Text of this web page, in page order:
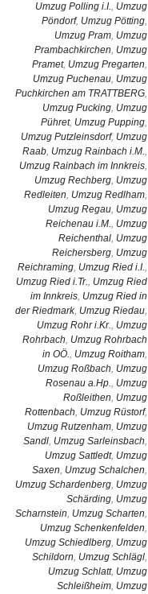
Umzug Polling i.I., Umzug
Pöndorf, Umzug Pötting,
Umzug Pram, Umzug
Prambachkirchen, Umzug
Pramet, Umzug Pregarten,
Umzug Puchenau, Umzug
Puchkirchen am TRATTBERG,
Umzug Pucking, Umzug
Pühret, Umzug Pupping,
Umzug Putzleinsdorf, Umzug
Raab, Umzug Rainbach i.M.,
Umzug Rainbach im Innkreis,
Umzug Rechberg, Umzug
Redleiten, Umzug Redlham,
Umzug Regau, Umzug
Reichenau i.M., Umzug
Reichenthal, Umzug
Reichersberg, Umzug
Reichraming, Umzug Ried i.I.,
Umzug Ried i.Tr., Umzug Ried
im Innkreis, Umzug Ried in
der Riedmark, Umzug Riedau,
Umzug Rohr i.Kr., Umzug
Rohrbach, Umzug Rohrbach
in OÖ., Umzug Roitham,
Umzug Roßbach, Umzug
Rosenau a.Hp., Umzug
Roßleithen, Umzug
Rottenbach, Umzug Rüstorf,
Umzug Rutzenham, Umzug
Sandl, Umzug Sarleinsbach,
Umzug Sattledt, Umzug
Saxen, Umzug Schalchen,
Umzug Schardenberg, Umzug
Schärding, Umzug
Scharnstein, Umzug Scharten,
Umzug Schenkenfelden,
Umzug Schiedlberg, Umzug
Schildorn, Umzug Schlägl,
Umzug Schlatt, Umzug
Schleißheim, Umzug